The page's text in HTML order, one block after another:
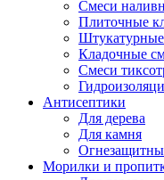
Смеси
Плиточные
Кладочные
Смеси
Антисептики
Для дерева
Для камня
Морилки и